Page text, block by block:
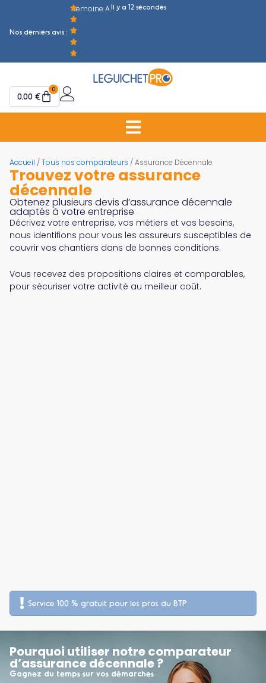
Nos derniers avis :
Lemoine A.Il y a 12 secondes
0,00 €
0
Accueil /Tous nos comparateurs / Assurance Décennale
Trouvez votre assurance
décennale
Obtenez plusieurs devis d’assurance décennale
adaptés à votre entreprise
Décrivez votre entreprise, vos métiers et vos besoins,
nous identifions pour vous les assureurs susceptibles de
couvrir vos chantiers dans de bonnes conditions.
Vous recevez des propositions claires et comparables,
pour sécuriser votre activité au meilleur coût.
Service 100 % gratuit pour les pros du BTP
Pourquoi utiliser notre comparateur
d’assurance décennale ?
Gagnez du temps sur vos démarches